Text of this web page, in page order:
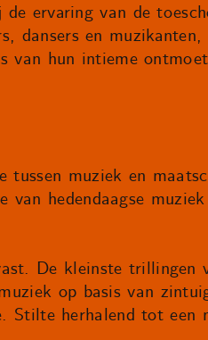
ervaring van de
dansers en
van hun intieme
muziek en
hedendaagse
De kleinste trillingen
op basis van
Stilte herhalend tot een